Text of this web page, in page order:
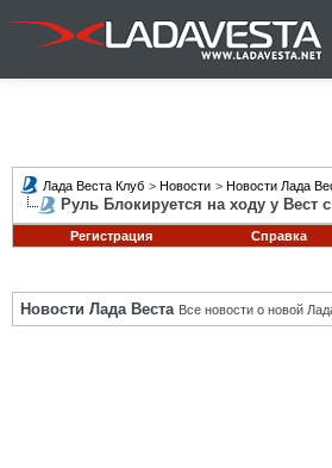
Лада Веста Клуб > Новости > Новости Лада
Руль Блокируется на ходу у Вест
Регистрация Справка
Новости Лада Веста Все новости о новой